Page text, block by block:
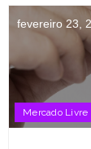
fevereiro 23,
Mercado Livre